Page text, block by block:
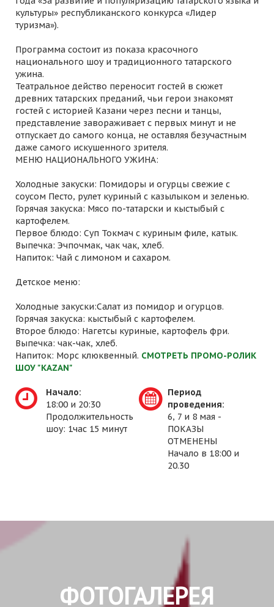
культуры» республиканского конкурса «Лидер
туризма»).
Программа состоит из показа красочного
национального шоу и традиционного татарского
ужина.
Театральное действо переносит гостей в сюжет
древних татарских преданий, чьи герои знакомят
гостей с историей Казани через песни и танцы,
представление завораживает с первых минут и не
отпускает до самого конца, не оставляя безучастным
даже самого искушенного зрителя.
МЕНЮ НАЦИОНАЛЬНОГО УЖИНА:
Холодные закуски: Помидоры и огурцы свежие с
соусом Песто, рулет куриный с казылыком и зеленью.
Горячая закуска: Мясо по-татарски и кыстыбый с
картофелем.
Первое блюдо: Суп Токмач с куриным филе, катык.
Выпечка: Эчпочмак, чак чак, хлеб.
Напиток: Чай с лимоном и сахаром.
Детское меню:
Холодные закуски:Салат из помидор и огурцов.
Горячая закуска: кыстыбый с картофелем.
Второе блюдо: Нагетсы куриные, картофель фри.
Выпечка: чак-чак, хлеб.
Напиток: Морс клюквенный. СМОТРЕТЬ ПРОМО-РОЛИК
ШОУ "KAZAN"
Начало:
18:00 и 20:30
Продолжительность
шоу: 1час 15 минут
Период
проведения:
6, 7 и 8 мая -
ПОКАЗЫ
ОТМЕНЕНЫ
Начало в 18:00 и
20.30
ФОТОГАЛЕРЕЯ